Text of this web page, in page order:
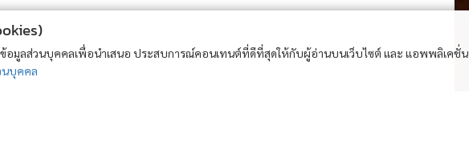
ข้อมูลส่วนบุคคลเพื่อนำเสนอ ประสบการณ์คอนเทนต์ที่ดีที่สุดให้กับผู้อ่านบนเว็บไซต์ และ แอพพลิเคชั่น
นบุคคล